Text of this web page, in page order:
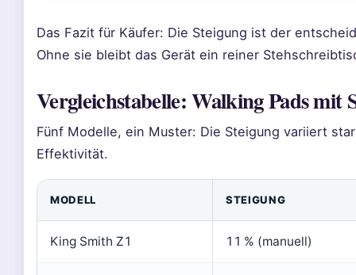
Das Fazit für Käufer: Die Steigung ist der
Ohne sie bleibt das Gerät ein reiner
Vergleichstabelle: Walking Pads mit
Fünf Modelle, ein Muster: Die Steigung variiert
Effektivität.
MODELL STEIGUNG
King Smith Z1 11 % (manuell)